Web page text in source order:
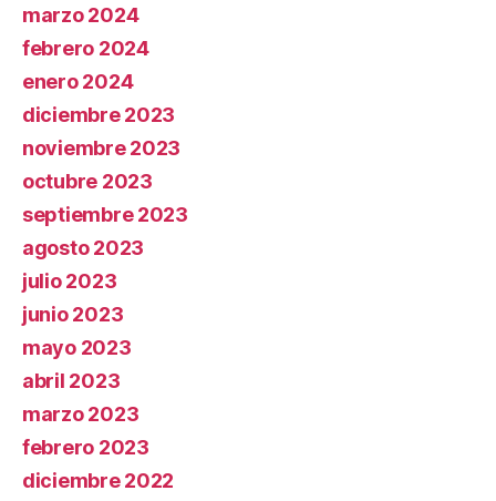
marzo 2024
febrero 2024
enero 2024
diciembre 2023
noviembre 2023
octubre 2023
septiembre 2023
agosto 2023
julio 2023
junio 2023
mayo 2023
abril 2023
marzo 2023
febrero 2023
diciembre 2022